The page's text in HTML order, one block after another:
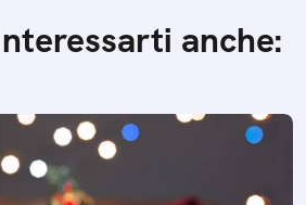
anche: